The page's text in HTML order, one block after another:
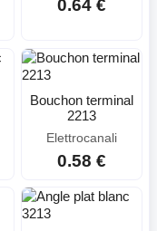
0.64 €
Bouchon terminal
2213
Elettrocanali
0.58 €